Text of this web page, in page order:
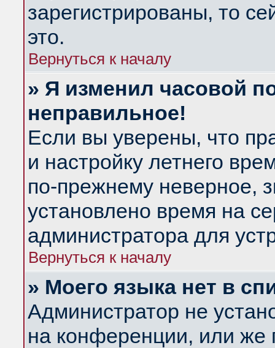
зарегистрированы, то
это.
Вернуться к началу
» Я изменил часовой
неправильное!
Если вы уверены, что
и настройку летнего
по-прежнему неверное,
установлено время на
администратора для
Вернуться к началу
» Моего языка нет в
Администратор не
на конференции, или же